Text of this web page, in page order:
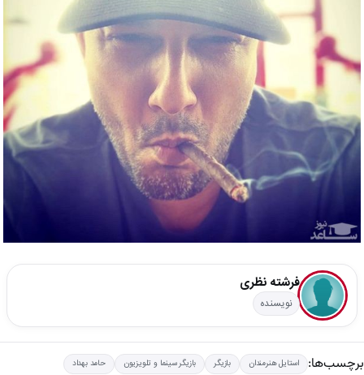
فرشته نظری
نویسنده
برچسب‌ها: استایل هنرمندان بازیگر بازیگر سینما و تلویزیون حامد بهداد